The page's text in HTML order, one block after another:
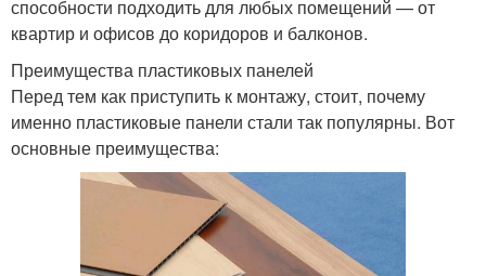
способности подходить для любых помещений — от
квартир и офисов до коридоров и балконов.
Преимущества пластиковых панелей
Перед тем как приступить к монтажу, стоит, почему
именно пластиковые панели стали так популярны. Вот
основные преимущества: